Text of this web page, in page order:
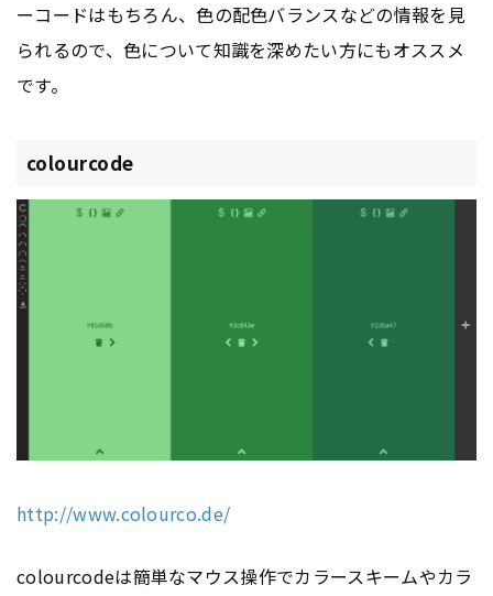
ーコードはもちろん、色の配色バランスなどの情報を見
られるので、色について知識を深めたい方にもオススメ
です。
colourcode
http://www.colourco.de/
colourcodeは簡単なマウス操作でカラースキームやカラ